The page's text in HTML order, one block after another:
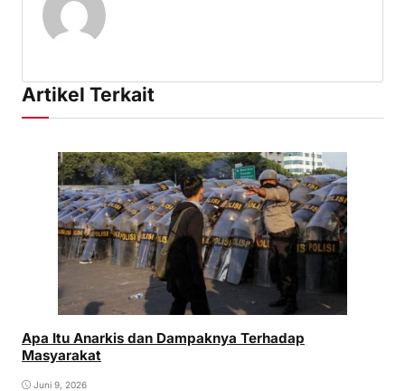
Artikel Terkait
Apa Itu Anarkis dan Dampaknya Terhadap
Masyarakat
Juni 9, 2026